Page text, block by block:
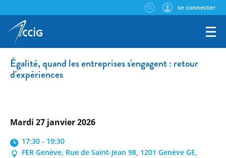
se connecter
Égalité, quand les entreprises s'engagent : retour
d'expériences
mardi 27 janvier 2026
17:30 - 19:30
FER Genève, Rue de Saint-Jean 98, 1201 Genève GE,